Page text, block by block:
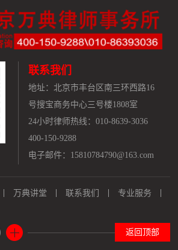
联系我们
地址： 北京市丰台区南三环西路16
号搜宝商务中心三号楼1808室
24小时律师热线：010-8639-3036
400-150-9288
电子邮件：15810784790@163.com
万典讲堂 联系我们
专业服务
返回顶部